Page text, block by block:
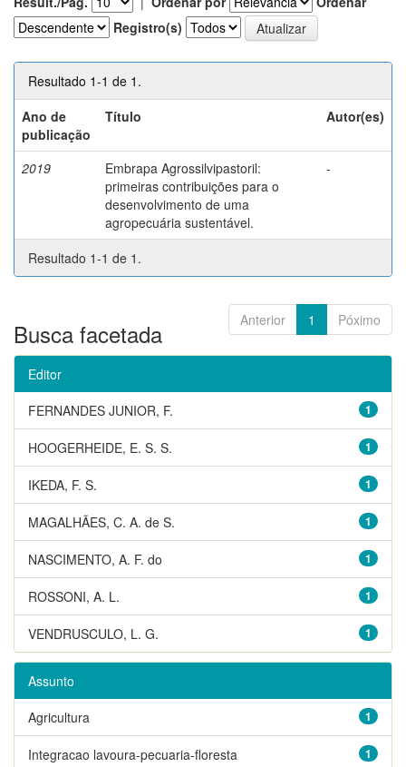
Registro(s)
Resultado 1-1 de 1.
Ano de
publicação
Título Autor(es)
2019
Embrapa Agrossilvipastoril:
primeiras contribuições para o
desenvolvimento de uma
agropecuária sustentável.
-
Resultado 1-1 de 1.
Anterior 1 Póximo
Busca facetada
Editor
1
FERNANDES JUNIOR, F.
1
HOOGERHEIDE, E. S. S.
1
IKEDA, F. S.
1
MAGALHÃES, C. A. de S.
1
NASCIMENTO, A. F. do
1
ROSSONI, A. L.
1
VENDRUSCULO, L. G.
Assunto
1
Agricultura
1
Integracao lavoura-pecuaria-floresta